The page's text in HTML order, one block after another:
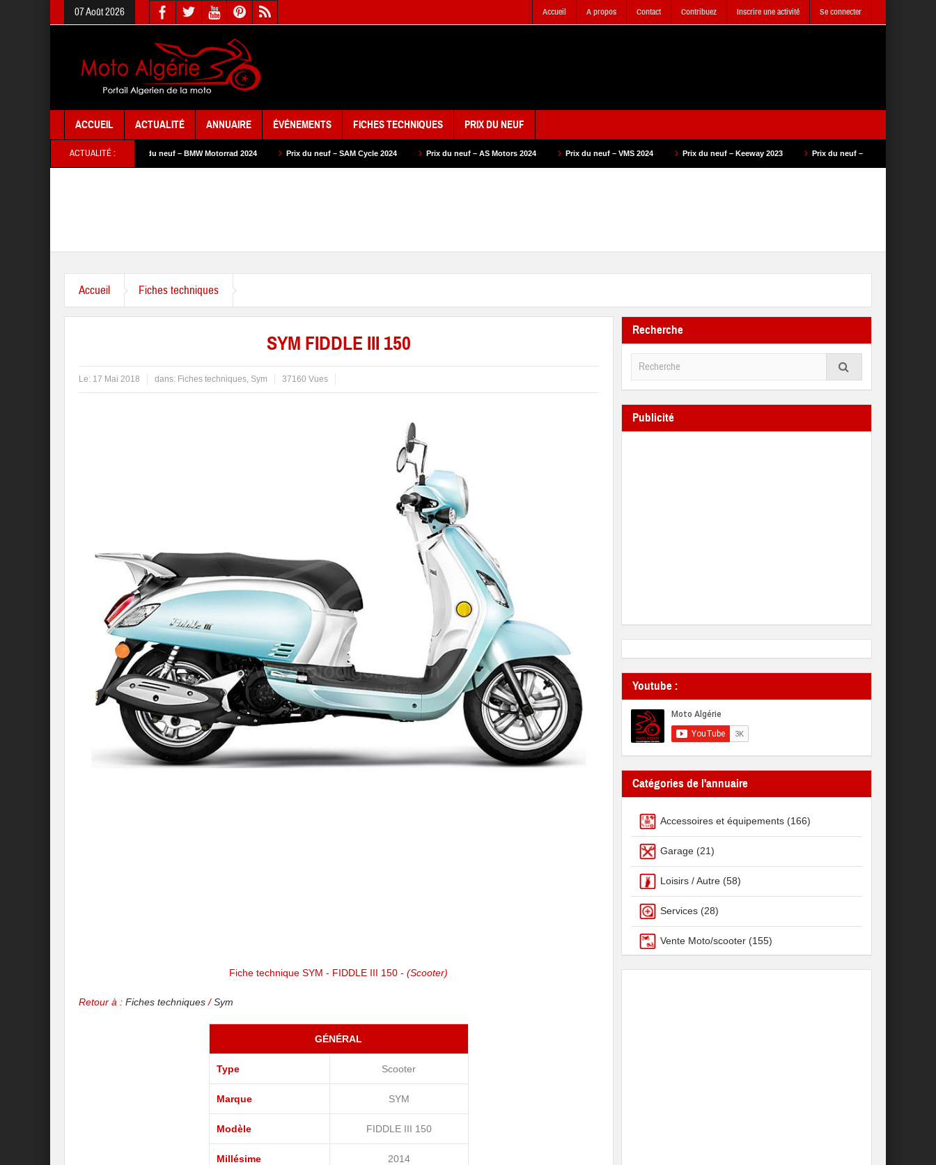
07 Août 2026 Accueil A propos Contact Contribuez Inscrire une activité Se connecter
ACCUEIL ACTUALITÉ ANNUAIRE ÉVÉNEMENTS FICHES TECHNIQUES PRIX DU NEUF
ACTUALITÉ :
Prix du neuf – BMW Motorrad 2024 Prix du neuf – SAM Cycle 2024 Prix du neuf – AS Motors 2024 Prix du neuf – VMS 2024 Prix du neuf – Keeway 2023 Prix du neuf – SAM Cycle 2023
Accueil Fiches techniques
SYM FIDDLE III 150
Le: 17 Mai 2018 dans: Fiches techniques, Sym 37160 Vues
Fiche technique SYM - FIDDLE III 150 -(Scooter)
Retour à : Fiches techniques/Sym
GÉNÉRAL
Type Scooter
Marque SYM
Modèle FIDDLE III 150
Millésime 2014
Recherche
Publicité
Youtube :
Catégories de l'annuaire
Accessoires et équipements (166)
Garage (21)
Loisirs / Autre (58)
Services (28)
Vente Moto/scooter (155)